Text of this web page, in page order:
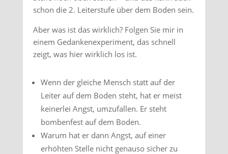
schon die 2. Leiterstufe über dem Boden sein.
Aber was ist das wirklich? Folgen Sie mir in
einem Gedankenexperiment, das schnell
zeigt, was hier wirklich los ist.
Wenn der gleiche Mensch statt auf der
Leiter auf dem Boden steht, hat er meist
keinerlei Angst, umzufallen. Er steht
bombenfest auf dem Boden.
Warum hat er dann Angst, auf einer
erhöhten Stelle nicht genauso sicher zu